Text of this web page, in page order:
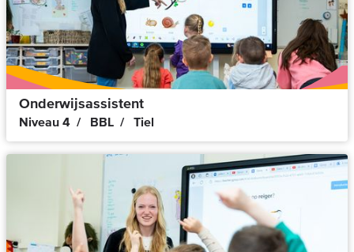
Onderwijsassistent
Niveau 4 BBL Tiel